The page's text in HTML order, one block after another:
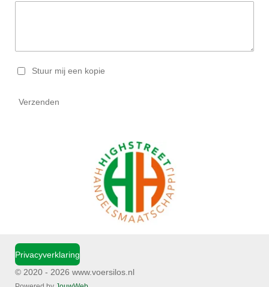
Stuur mij een kopie
Verzenden
Privacyverklaring
© 2020 - 2026 www.voersilos.nl